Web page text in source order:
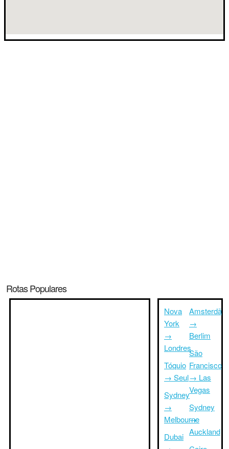
Rotas Populares
Nova
York
→
Londres
Tóquio
→ Seul
Sydney
→
Melbourne
Dubai
Amsterdã
→
Berlim
São
Francisco
→ Las
Vegas
Sydney
→
Auckland